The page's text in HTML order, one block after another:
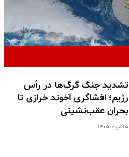
تشدید جنگ گرگ‌ها در رأس
رژیم؛ افشاگری آخوند خرازی تا
بحران عقب‌نشینی
۱۵ مرداد ۱۴۰۵